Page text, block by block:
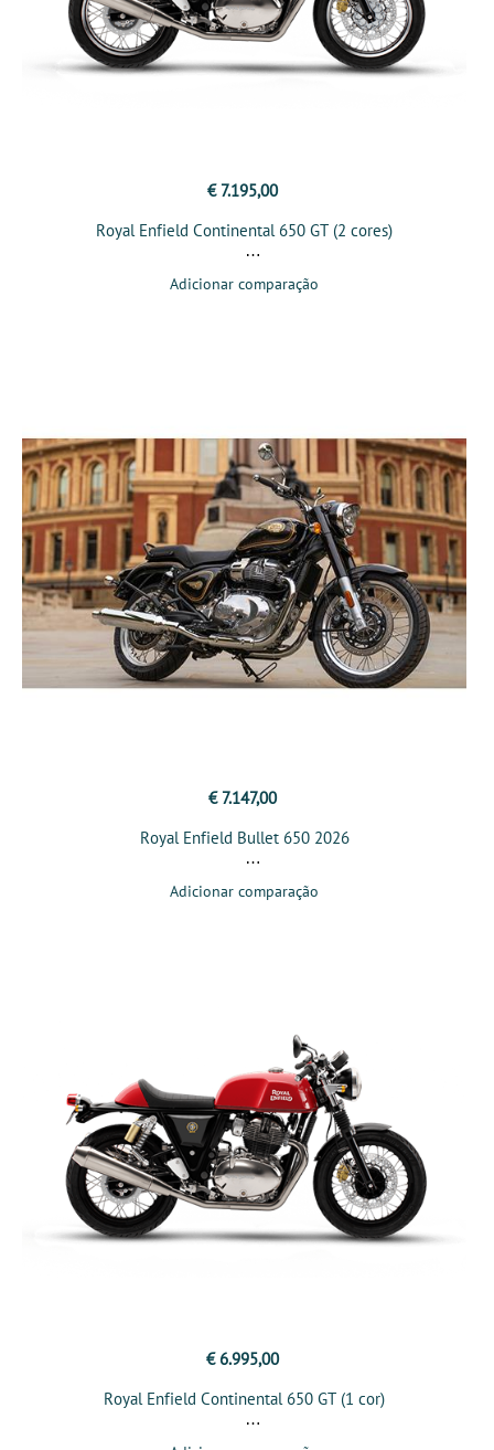
€ 7.195,00
Royal Enfield Continental 650 GT (2 cores)
Adicionar comparação
€ 7.147,00
Royal Enfield Bullet 650 2026
Adicionar comparação
€ 6.995,00
Royal Enfield Continental 650 GT (1 cor)